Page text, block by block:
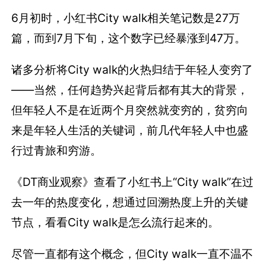
6月初时，小红书City walk相关笔记数是27万
篇，而到7月下旬，这个数字已经暴涨到47万。
诸多分析将City walk的火热归结于年轻人变穷了
——当然，任何趋势兴起背后都有其大的背景，
但年轻人不是在近两个月突然就变穷的，贫穷向
来是年轻人生活的关键词，前几代年轻人中也盛
行过青旅和穷游。
《DT商业观察》查看了小红书上“City walk”在过
去一年的热度变化，想通过回溯热度上升的关键
节点，看看City walk是怎么流行起来的。
尽管一直都有这个概念，但City walk一直不温不